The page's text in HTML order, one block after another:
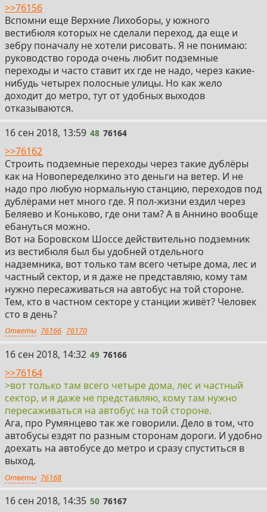
>>76156
Вспомни еще Верхние Лихоборы, у южного
вестибюля которых не сделали переход, да еще и
зебру поначалу не хотели рисовать. Я не понимаю:
руководство города очень любит подземные
переходы и часто ставит их где не надо, через какие-
нибудь четырех полосные улицы. Но как жело
доходит до метро, тут от удобных выходов
отказываются.
48
16 сен 2018, 13:59 48 76164
>>76162
Строить подземные переходы через такие дублёры
как на Новопеределкино это деньги на ветер. И не
надо про любую нормальную станцию, переходов под
дублёрами нет много где. Я пол-жизни ездил через
Беляево и Коньково, где они там? А в Аннино вообще
ебануться можно.
Вот на Боровском Шоссе действительно подземник
из вестибюля был бы удобней отдельного
надземника, вот только там всего четыре дома, лес и
частный сектор, и я даже не представляю, кому там
нужно пересаживаться на автобус на той стороне.
Тем, кто в частном секторе у станции живёт? Человек
сто в день?
Ответы 76166 76170
49
16 сен 2018, 14:32 49 76166
>>76164
>вот только там всего четыре дома, лес и частный
сектор, и я даже не представляю, кому там нужно
пересаживаться на автобус на той стороне.
Ага, про Румянцево так же говорили. Дело в том, что
автобусы ездят по разным сторонам дороги. И удобно
доехать на автобусе до метро и сразу спуститься в
выход.
Ответы 76168
50
16 сен 2018, 14:35 50 76167